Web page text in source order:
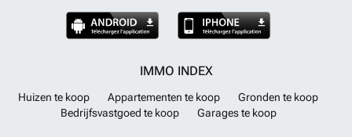
IMMO INDEX
Huizen te koop Appartementen te koop
Gronden te koop
Bedrijfsvastgoed te koop
Garages te koop